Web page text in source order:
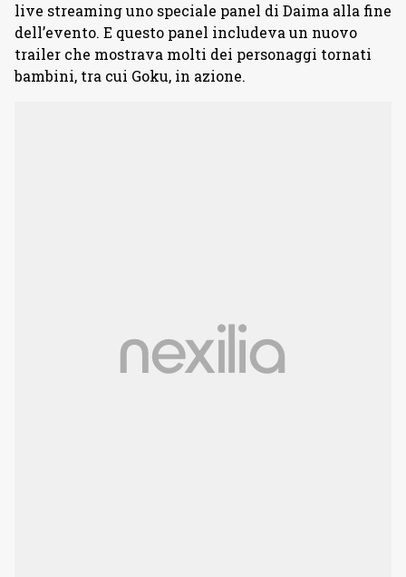
live streaming uno speciale panel di Daima alla fine
dell’evento. E questo panel includeva un nuovo
trailer che mostrava molti dei personaggi tornati
bambini, tra cui Goku, in azione.